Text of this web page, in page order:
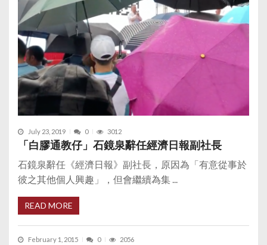
July 23, 2019 0 3012
「白膠通教仔」石鏡泉辭任經濟日報副社長
石鏡泉辭任《經濟日報》副社長，原因為「有意從事於
彼之其他個人興趣」，但會繼續為集 ...
READ MORE
February 1, 2015 0 2056